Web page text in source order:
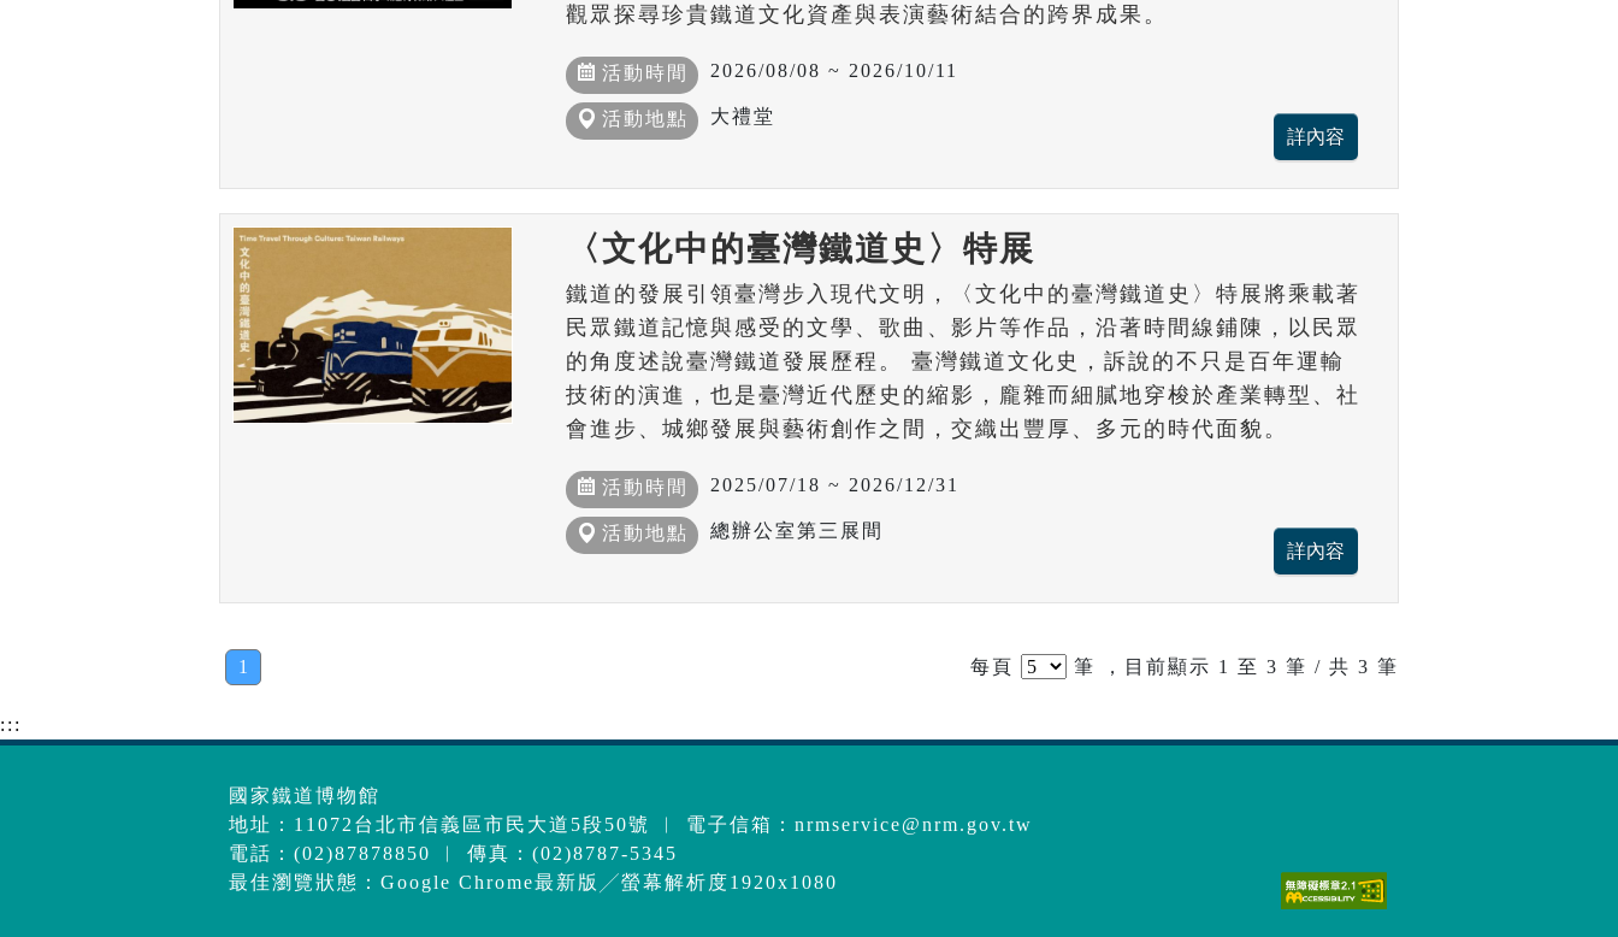
觀眾探尋珍貴鐵道文化資產與表演藝術結合的跨界成果。
活動時間 2026/08/08 ~ 2026/10/11
活動地點 大禮堂
〈文化中的臺灣鐵道史〉特展
鐵道的發展引領臺灣步入現代文明，〈文化中的臺灣鐵道史〉特展將乘載著
民眾鐵道記憶與感受的文學、歌曲、影片等作品，沿著時間線鋪陳，以民眾
的角度述說臺灣鐵道發展歷程。 臺灣鐵道文化史，訴說的不只是百年運輸
技術的演進，也是臺灣近代歷史的縮影，龐雜而細膩地穿梭於產業轉型、社
會進步、城鄉發展與藝術創作之間，交織出豐厚、多元的時代面貌。
活動時間 2025/07/18 ~ 2026/12/31
活動地點 總辦公室第三展間
1 每頁 筆 ，目前顯示 1 至 3 筆 / 共 3 筆
:::
國家鐵道博物館
地址：11072台北市信義區市民大道5段50號 ︱ 電子信箱： nrmservice@nrm.gov.tw
電話：(02)87878850 ︱ 傳真：(02)8787-5345
最佳瀏覽狀態：Google Chrome最新版╱螢幕解析度1920x1080